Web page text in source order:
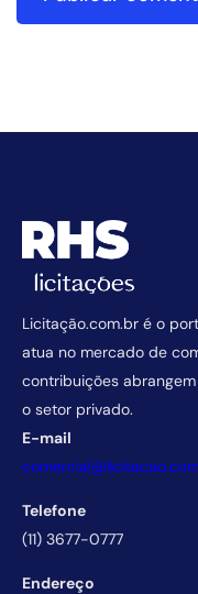
Licitação.com.br é o
atua no mercado de
contribuições
o setor privado.
E-mail
Telefone
(11) 3677-0777
Endereço